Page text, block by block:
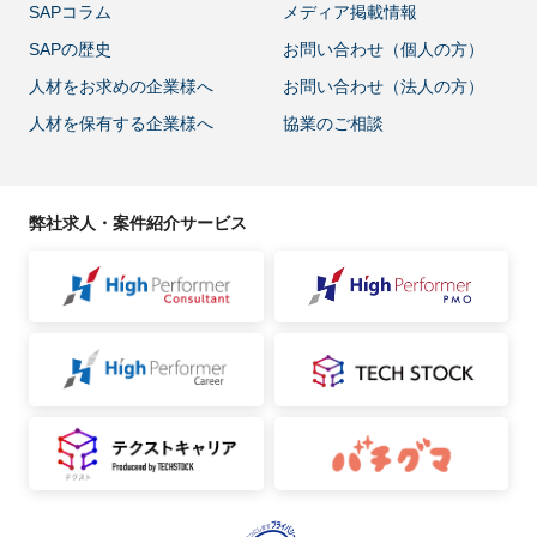
SAPコラム
メディア掲載情報
SAPの歴史
お問い合わせ（個人の方）
人材をお求めの企業様へ
お問い合わせ（法人の方）
人材を保有する企業様へ
協業のご相談
弊社求人・案件紹介サービス